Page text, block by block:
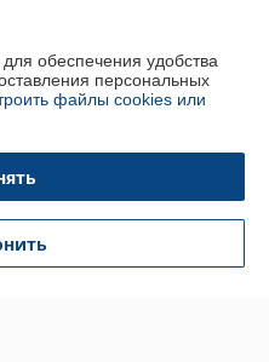
обеспечения удобства
персональных
файлы cookies или